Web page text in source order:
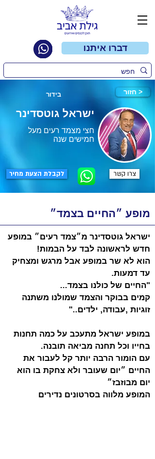
דברו איתנו
בידור חזור >
ישראל גוטסדינר
חצי מצמד רעים מעל
חמישים שנה
צרו קשר לקבלת הצעת מחיר
מופע ״החיים בצמד״
ישראל גוטסדינר מ״צמד רעים״ במופע
חדש לראשונה לבד על הבמות!
הוא לא שר במופע אבל מרגש ומצחיק
עד דמעות.
"החיים של כולנו בצמד...
קמים בבוקר והצמד שמולנו משתנה
זוגיות ,עבודה, ילדים.."
במופע ישראל מתעכב על כמה תחנות
בחייו וכל תחנה מביאה תובנה.
עם הומור הרבה יותר קל לעבור את
החיים ״יום שעובר ולא צחקת בו הוא
יום מבוזבז״
המופע מלווה בסרטונים נדירים